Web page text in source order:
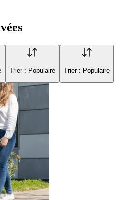
Trier : Populaire Trier : Populaire